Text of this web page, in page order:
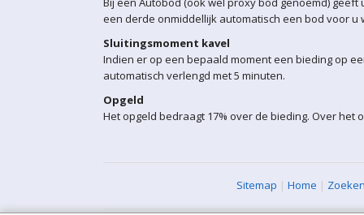
een derde onmiddellijk automatisch een bod voor u
Sluitingsmoment kavel
Indien er op een bepaald moment een bieding op
automatisch verlengd met 5 minuten.
Opgeld
Het opgeld bedraagt 17% over de bieding. Over het
Sitemap | Home | Zoeken